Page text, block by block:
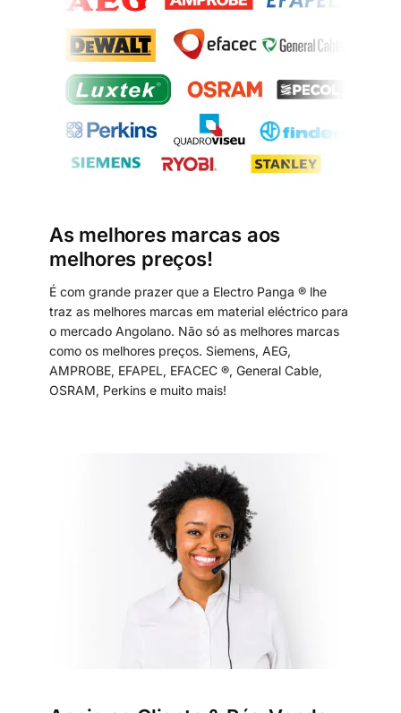
As melhores marcas aos
melhores preços!
É com grande prazer que a Electro Panga ® lhe
traz as melhores marcas em material eléctrico para
o mercado Angolano. Não só as melhores marcas
como os melhores preços. Siemens, AEG,
AMPROBE, EFAPEL, EFACEC ®, General Cable,
OSRAM, Perkins e muito mais!